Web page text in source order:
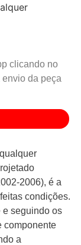
clicando no
da peça
2006), é a
condições.
e seguindo os
componente
a